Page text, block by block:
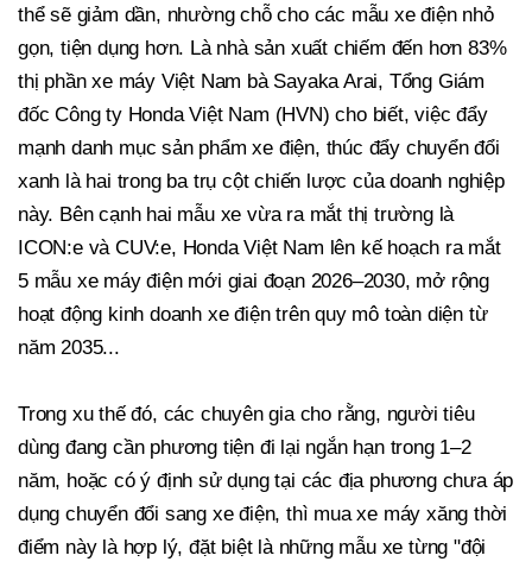
thể sẽ giảm dần, nhường chỗ cho các mẫu xe điện nhỏ
gọn, tiện dụng hơn. Là nhà sản xuất chiếm đến hơn 83%
thị phần xe máy Việt Nam bà Sayaka Arai, Tổng Giám
đốc Công ty Honda Việt Nam (HVN) cho biết, việc đẩy
mạnh danh mục sản phẩm xe điện, thúc đẩy chuyển đổi
xanh là hai trong ba trụ cột chiến lược của doanh nghiệp
này. Bên cạnh hai mẫu xe vừa ra mắt thị trường là
ICON:e và CUV:e, Honda Việt Nam lên kế hoạch ra mắt
5 mẫu xe máy điện mới giai đoạn 2026–2030, mở rộng
hoạt động kinh doanh xe điện trên quy mô toàn diện từ
năm 2035...
Trong xu thế đó, các chuyên gia cho rằng, người tiêu
dùng đang cần phương tiện đi lại ngắn hạn trong 1–2
năm, hoặc có ý định sử dụng tại các địa phương chưa áp
dụng chuyển đổi sang xe điện, thì mua xe máy xăng thời
điểm này là hợp lý, đặt biệt là những mẫu xe từng "đội